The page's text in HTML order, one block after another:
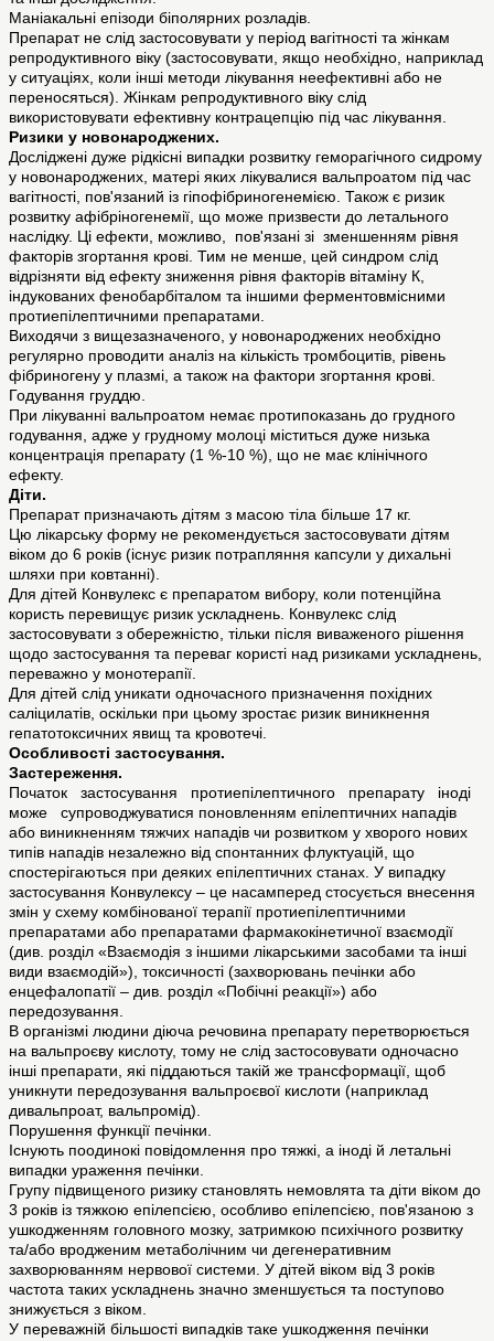
Маніакальні епізоди біполярних розладів.
Препарат не слід застосовувати у період вагітності та жінкам
репродуктивного віку (застосовувати, якщо необхідно, наприклад
у ситуаціях, коли інші методи лікування неефективні або не
переносяться). Жінкам репродуктивного віку слід
використовувати ефективну контрацепцію під час лікування.
Ризики у новонароджених.
Досліджені дуже рідкісні випадки розвитку геморагічного сидрому
у новонароджених, матері яких лікувалися вальпроатом під час
вагітності, пов'язаний із гіпофібриногенемією. Також є ризик
розвитку афібріногенемії, що може призвести до летального
наслідку. Ці ефекти, можливо, пов'язані зі зменшенням рівня
факторів згортання крові. Тим не менше, цей синдром слід
відрізняти від ефекту зниження рівня факторів вітаміну К,
індукованих фенобарбіталом та іншими ферментовмісними
протиепілептичними препаратами.
Виходячи з вищезазначеного, у новонароджених необхідно
регулярно проводити аналіз на кількість тромбоцитів, рівень
фібриногену у плазмі, а також на фактори згортання крові.
Годування груддю.
При лікуванні вальпроатом немає протипоказань до грудного
годування, адже у грудному молоці міститься дуже низька
концентрація препарату (1 %-10 %), що не має клінічного
ефекту.
Діти.
Препарат призначають дітям з масою тіла більше 17 кг.
Цю лікарську форму не рекомендується застосовувати дітям
віком до 6 років (існує ризик потрапляння капсули у дихальні
шляхи при ковтанні).
Для дітей Конвулекс є препаратом вибору, коли потенційна
користь перевищує ризик ускладнень. Конвулекс слід
застосовувати з обережністю, тільки після виваженого рішення
щодо застосування та переваг користі над ризиками ускладнень,
переважно у монотерапії.
Для дітей слід уникати одночасного призначення похідних
саліцилатів, оскільки при цьому зростає ризик виникнення
гепатотоксичних явищ та кровотечі.
Особливості застосування.
Застереження.
Початок застосування протиепілептичного препарату іноді
може супроводжуватися поновленням епілептичних нападів
або виникненням тяжчих нападів чи розвитком у хворого нових
типів нападів незалежно від спонтанних флуктуацій, що
спостерігаються при деяких епілептичних станах. У випадку
застосування Конвулексу – це насамперед стосується внесення
змін у схему комбінованої терапії протиепілептичними
препаратами або препаратами фармакокінетичної взаємодії
(див. розділ «Взаємодія з іншими лікарськими засобами та інші
види взаємодій»), токсичності (захворювань печінки або
енцефалопатії – див. розділ «Побічні реакції») або
передозування.
В організмі людини діюча речовина препарату перетворюється
на вальпроєву кислоту, тому не слід застосовувати одночасно
інші препарати, які піддаються такій же трансформації, щоб
уникнути передозування вальпроєвої кислоти (наприклад
дивальпроат, вальпромід).
Порушення функції печінки.
Існують поодинокі повідомлення про тяжкі, а іноді й летальні
випадки ураження печінки.
Групу підвищеного ризику становлять немовлята та діти віком до
3 років із тяжкою епілепсією, особливо епілепсією, пов'язаною з
ушкодженням головного мозку, затримкою психічного розвитку
та/або вродженим метаболічним чи дегенеративним
захворюванням нервової системи. У дітей віком від 3 років
частота таких ускладнень значно зменшується та поступово
знижується з віком.
У переважній більшості випадків таке ушкодження печінки